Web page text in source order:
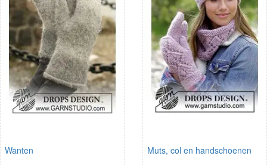
Wanten Muts, col en handschoenen